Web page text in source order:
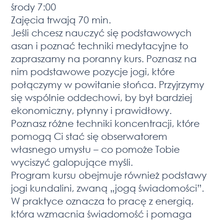
środy 7:00
Zajęcia trwają 70 min.
Jeśli chcesz nauczyć się podstawowych
asan i poznać techniki medytacyjne to
zapraszamy na poranny kurs. Poznasz na
nim podstawowe pozycje jogi, które
połączymy w powitanie słońca. Przyjrzymy
się wspólnie oddechowi, by był bardziej
ekonomiczny, płynny i prawidłowy.
Poznasz różne techniki koncentracji, które
pomogą Ci stać się obserwatorem
własnego umysłu – co pomoże Tobie
wyciszyć galopujące myśli.
Program kursu obejmuje również podstawy
jogi kundalini, zwaną „jogą świadomości”.
W praktyce oznacza to pracę z energią,
która wzmacnia świadomość i pomaga